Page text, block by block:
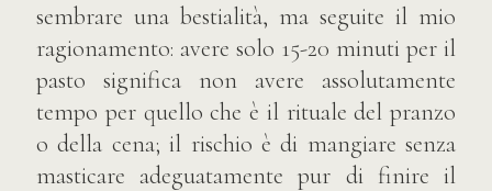
sembrare una bestialità, ma seguite il mio
ragionamento: avere solo 15-20 minuti per il
pasto significa non avere assolutamente
tempo per quello che è il rituale del pranzo
o della cena; il rischio è di mangiare senza
masticare adeguatamente pur di finire il